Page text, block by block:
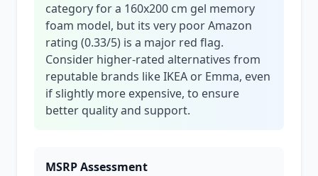
category for a 160x200 cm gel memory
foam model, but its very poor Amazon
rating (0.33/5) is a major red flag.
Consider higher-rated alternatives from
reputable brands like IKEA or Emma, even
if slightly more expensive, to ensure
better quality and support.
MSRP Assessment